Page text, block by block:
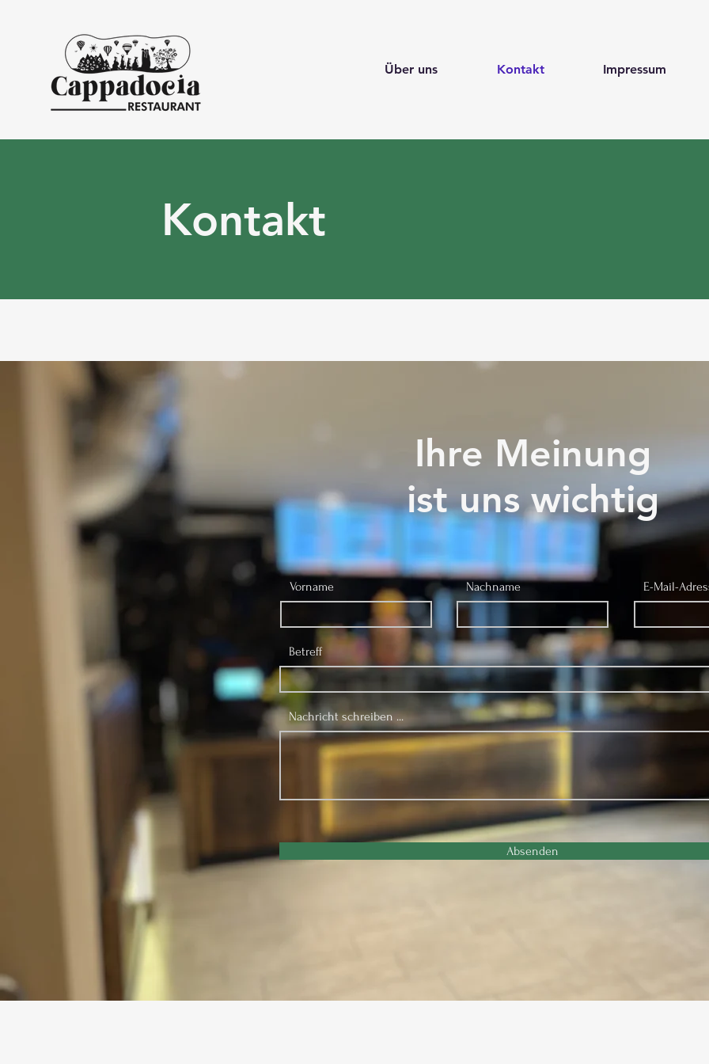
Über uns Kontakt Impressum
Kontakt
Ihre Meinung
ist uns wichtig
Vorname Nachname E-Mail-
Betreff
Nachricht schreiben ...
Absenden